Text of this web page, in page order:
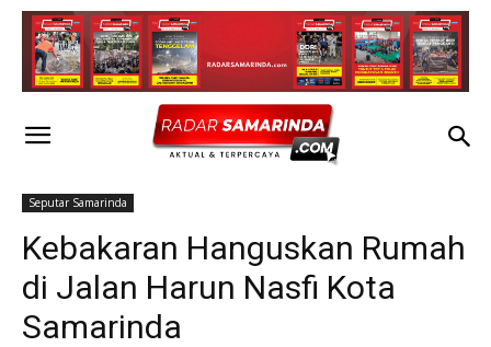
Seputar Samarinda
Kebakaran Hanguskan Rumah
di Jalan Harun Nasfi Kota
Samarinda